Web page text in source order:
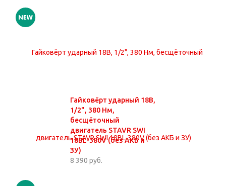
Гайковёрт ударный 18В,
1/2", 380 Нм,
бесщёточный
двигатель STAVR SWI
18BL-380V (без АКБ и
ЗУ)
8 390 руб.